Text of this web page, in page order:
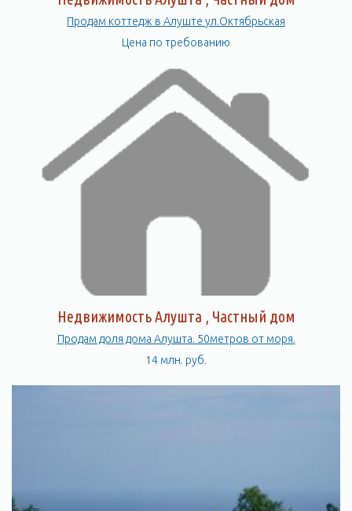
Продам коттедж в Алуште ул.Октябрьская
Цена по требованию
Недвижимость Алушта , Частный дом
Продам доля дома Алушта. 50метров от моря.
14 млн. руб.